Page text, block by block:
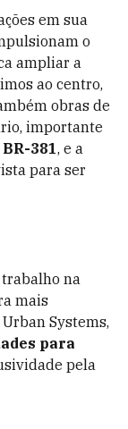
em sua
o
ampliar a
ao centro,
obras de
importante
BR-381, e a
para ser
trabalho na
mais
Systems,
para
pela